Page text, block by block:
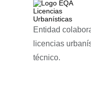
Entidad
licencias
técnico.